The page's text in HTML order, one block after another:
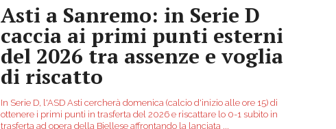
Asti a Sanremo: in Serie D
caccia ai primi punti esterni
del 2026 tra assenze e voglia
di riscatto
In Serie D, l'ASD Asti cercherà domenica (calcio d'inizio alle ore 15) di
ottenere i primi punti in trasferta del 2026 e riscattare lo 0-1 subìto in
trasferta ad opera della Biellese affrontando la lanciata